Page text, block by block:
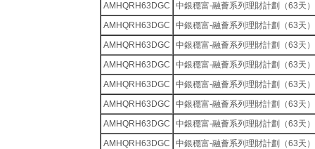
AMHQRH63DGC
中銀穩富-融薈系列理財計劃（63天）
AMHQRH63DGC
中銀穩富-融薈系列理財計劃（63天）
AMHQRH63DGC
中銀穩富-融薈系列理財計劃（63天）
AMHQRH63DGC
中銀穩富-融薈系列理財計劃（63天）
AMHQRH63DGC
中銀穩富-融薈系列理財計劃（63天）
AMHQRH63DGC
中銀穩富-融薈系列理財計劃（63天）
AMHQRH63DGC
中銀穩富-融薈系列理財計劃（63天）
AMHQRH63DGC
中銀穩富-融薈系列理財計劃（63天）